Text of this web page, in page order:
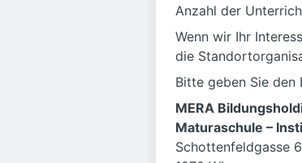
Anzahl der
Wenn wir Ihr
die
Bitte geben Sie den
MERA
Maturaschule –
Schottenfeldgasse